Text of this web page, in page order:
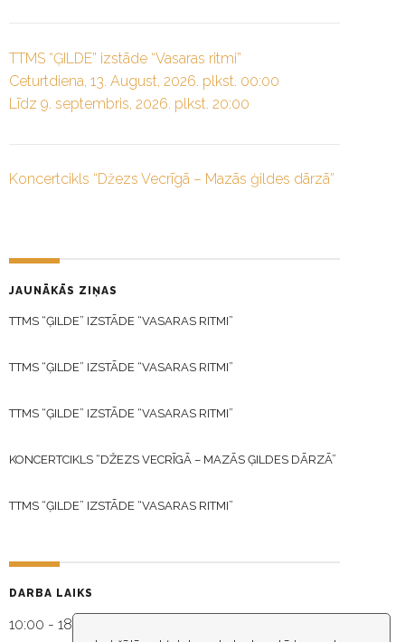
TTMS “ĢILDE” izstāde “Vasaras ritmi”
Ceturtdiena, 13. August, 2026. plkst. 00:00
Līdz 9. septembris, 2026. plkst. 20:00
Koncertcikls “Džezs Vecrīgā – Mazās ģildes dārzā”
JAUNĀKĀS ZIŅAS
TTMS “ĢILDE” IZSTĀDE “VASARAS RITMI”
TTMS “ĢILDE” IZSTĀDE “VASARAS RITMI”
TTMS “ĢILDE” IZSTĀDE “VASARAS RITMI”
KONCERTCIKLS “DŽEZS VECRĪGĀ – MAZĀS ĢILDES DĀRZĀ”
TTMS “ĢILDE” IZSTĀDE “VASARAS RITMI”
DARBA LAIKS
10:00 - 18:30